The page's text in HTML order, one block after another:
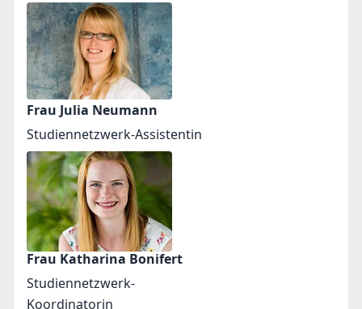
Frau Julia Neumann
Studiennetzwerk-Assistentin
Frau Katharina Bonifert
Studiennetzwerk-
Koordinatorin